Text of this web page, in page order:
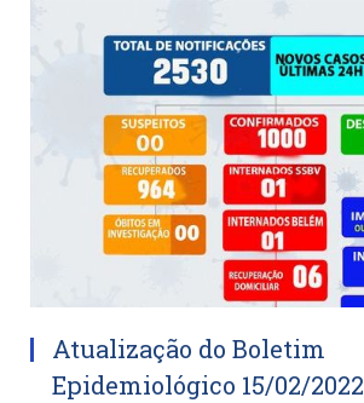
Atualização do Boletim
Epidemiológico 15/02/2022